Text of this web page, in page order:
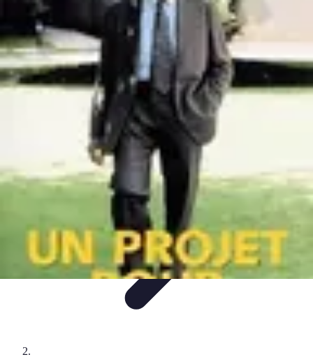
Projets Matures
Gestion de projet
Gestion des Parties Prenantes
Gestion de
projetsGestion de Projet Comparatifs
Projets Matures